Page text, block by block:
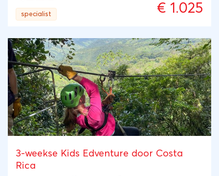
als voorheen. Moskeeën, paleizen en mausolea
vertellen hun verhaal. En op het Djemaa el Fna plein,
een echte 1001 nacht sfeer.Vanuit het prachtige Fez
neemt deze reis u mee op avontuur langs de
koningssteden van Marokko. U gaat op pad met
lokale gidsen en rijdt zelf door het land. Een mooie
combinatie van cultuur, natuur en historische
plekken biedt u een eerste kennismaking met het
rijke verleden van Marokko. Vanuit Fez rijdt u verder
naar de koningssteden Meknes en Rabat. U eindigt
koningssteden ontdekt u onderweg ook Volubulis,
een oude Romeinse stad, en Casablanca, het
specialist € 1.025
3-weekse Kids Edventure door Costa
Rica